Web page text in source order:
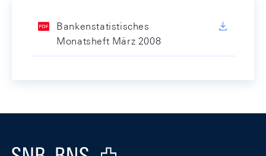
Bankenstatistisches
Monatsheft März 2008
Logo